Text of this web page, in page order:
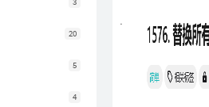
20
5
4